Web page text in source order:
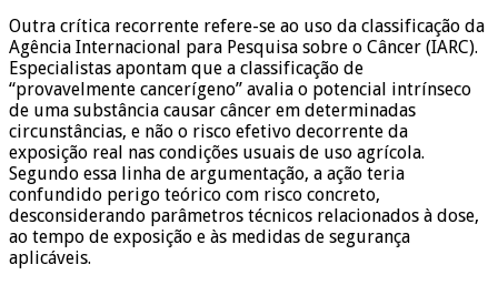
Outra crítica recorrente refere-se ao uso da classificação da
Agência Internacional para Pesquisa sobre o Câncer (IARC).
Especialistas apontam que a classificação de
“provavelmente cancerígeno” avalia o potencial intrínseco
de uma substância causar câncer em determinadas
circunstâncias, e não o risco efetivo decorrente da
exposição real nas condições usuais de uso agrícola.
Segundo essa linha de argumentação, a ação teria
confundido perigo teórico com risco concreto,
desconsiderando parâmetros técnicos relacionados à dose,
ao tempo de exposição e às medidas de segurança
aplicáveis.